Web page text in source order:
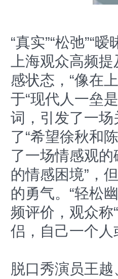
“真实”“松弛”“
上海观众高频
感状态，“像在
于“现代人一垒
词，引发了一
了“希望徐秋和
了一场情感观
的情感困境”，
的勇气。“轻松
频评价，观众称
侣，自己一个人
脱口秀演员王